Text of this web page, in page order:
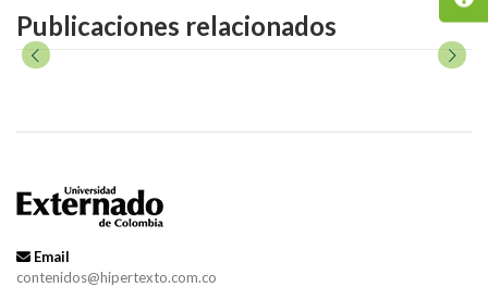
Publicaciones relacionados
Email
contenidos@hipertexto.com.co